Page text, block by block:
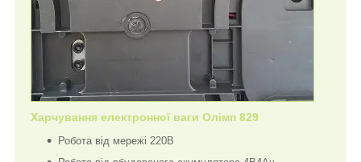
Харчування електронної ваги Олімп 829
Робота від мережі 220В